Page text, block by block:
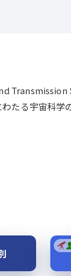
Transmission
たる宇宙科学